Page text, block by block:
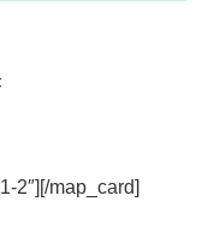
2″][/map_card]